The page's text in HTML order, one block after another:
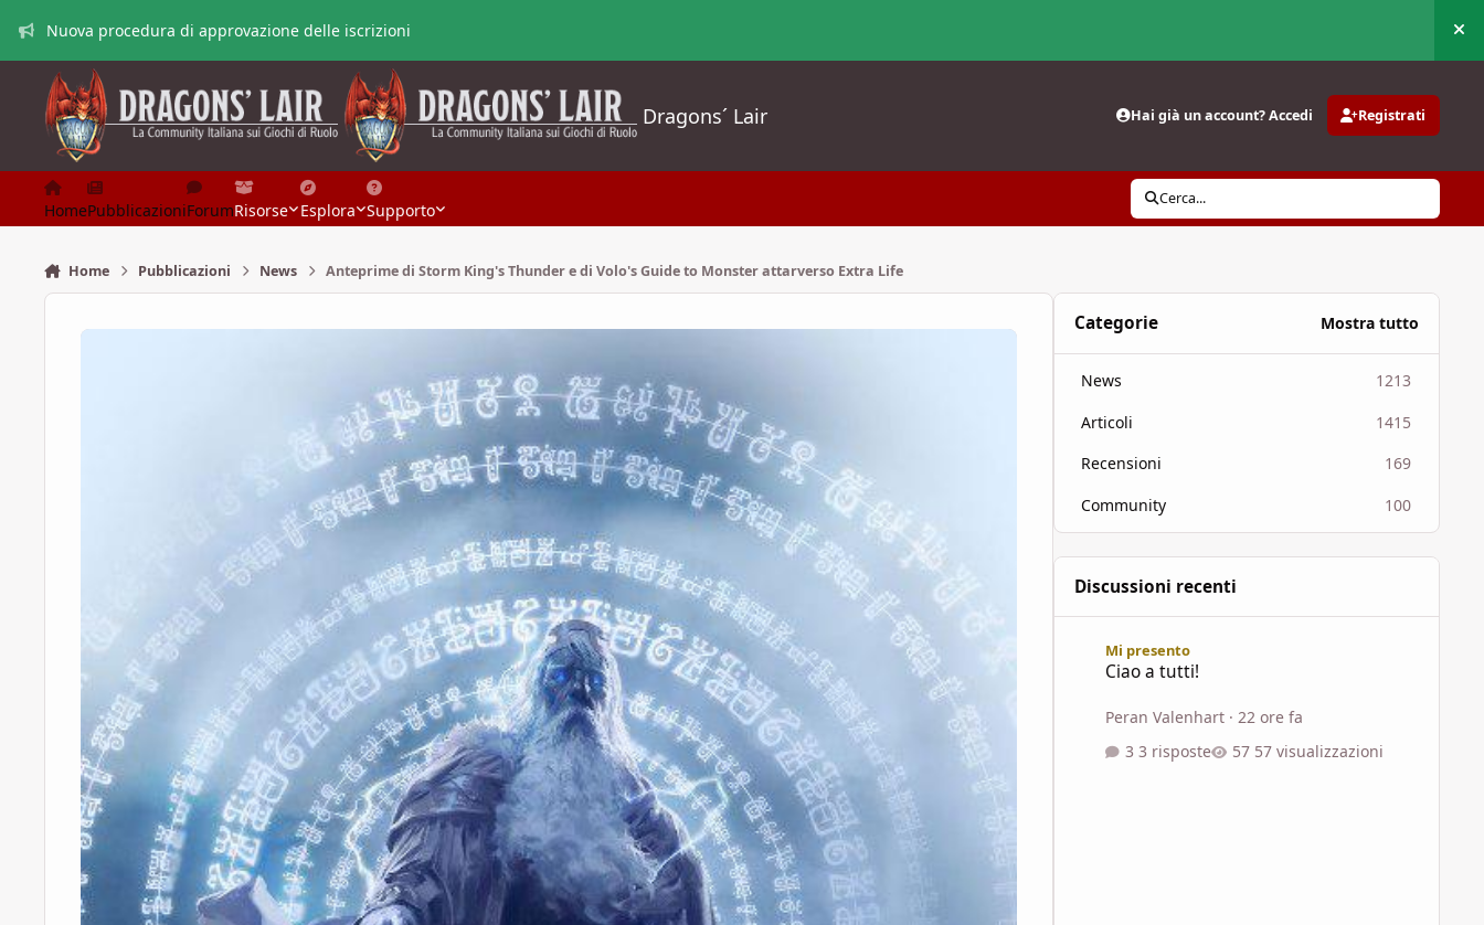
Nuova procedura di approvazione delle iscrizioni
Dragons´ Lair Hai già un account? Accedi Registrati
HomePubblicazioniForumRisorse Esplora Supporto
Cerca...
Home Pubblicazioni News Anteprime di Storm King's Thunder e di Volo's Guide to Monster attarverso Extra Life
Categorie Mostra tutto
News
1213
Articoli
1415
Recensioni
169
Community
100
Discussioni recenti
Mi presento
Ciao a tutti!
Peran Valenhart· 22 ore fa
3 risposte
57 visualizzazioni